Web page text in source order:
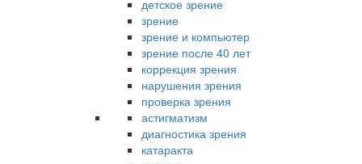
детское зрение
зрение
зрение и компьютер
зрение после 40 лет
коррекция зрения
нарушения зрения
проверка зрения
астигматизм
диагностика зрения
катаракта